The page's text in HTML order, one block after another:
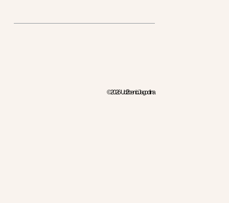
© 2026 Udžbenici Jagodina